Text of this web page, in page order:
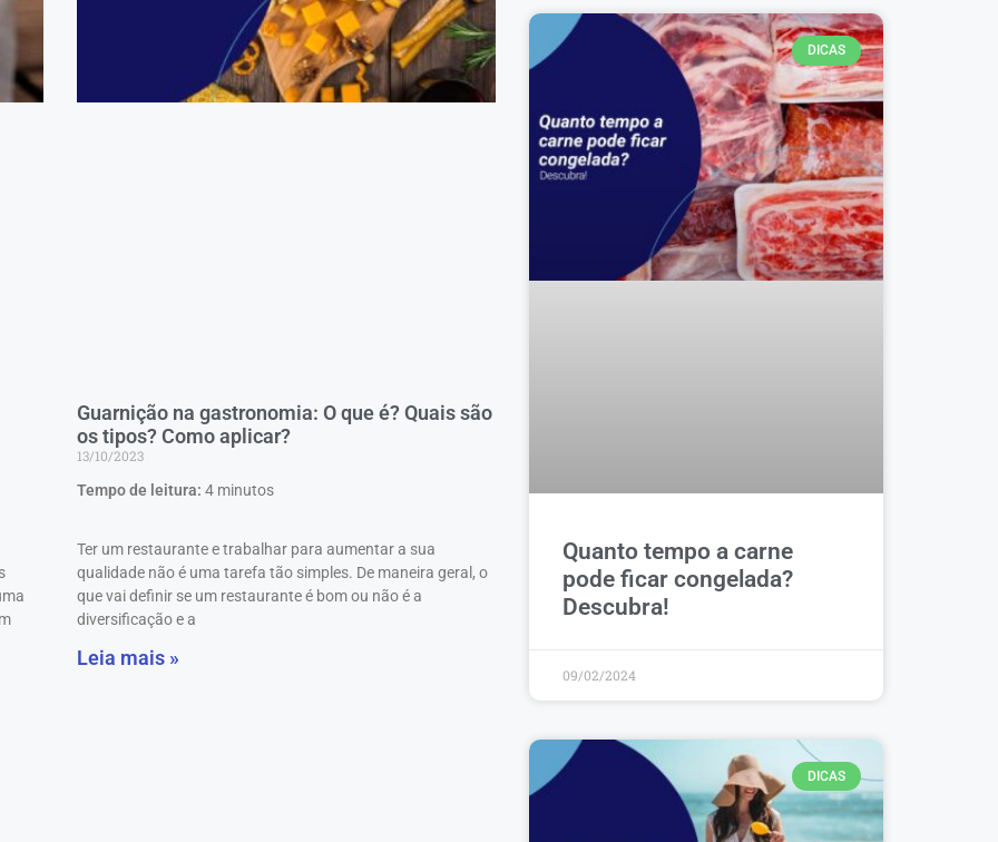
Guarnição na gastronomia: O que é? Quais são
os tipos? Como aplicar?
13/10/2023
Tempo de leitura:4 minutos
Ter um restaurante e trabalhar para aumentar a sua
qualidade não é uma tarefa tão simples. De maneira geral, o
que vai definir se um restaurante é bom ou não é a
diversificação e a
Leia mais »
DICAS
Quanto tempo a carne
pode ficar congelada?
Descubra!
09/02/2024
DICAS